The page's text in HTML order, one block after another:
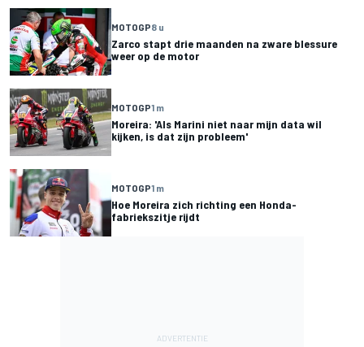
MOTOGP8 u
Zarco stapt drie maanden na zware blessure
weer op de motor
MOTOGP1 m
Moreira: 'Als Marini niet naar mijn data wil
kijken, is dat zijn probleem'
MOTOGP1 m
Hoe Moreira zich richting een Honda-
fabriekszitje rijdt